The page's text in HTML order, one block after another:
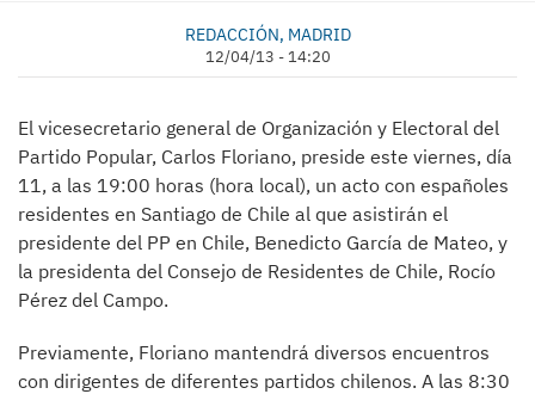
REDACCIÓN, MADRID
12/04/13 - 14:20
El vicesecretario general de Organización y Electoral del
Partido Popular, Carlos Floriano, preside este viernes, día
11, a las 19:00 horas (hora local), un acto con españoles
residentes en Santiago de Chile al que asistirán el
presidente del PP en Chile, Benedicto García de Mateo, y
la presidenta del Consejo de Residentes de Chile, Rocío
Pérez del Campo.
Previamente, Floriano mantendrá diversos encuentros
con dirigentes de diferentes partidos chilenos. A las 8:30